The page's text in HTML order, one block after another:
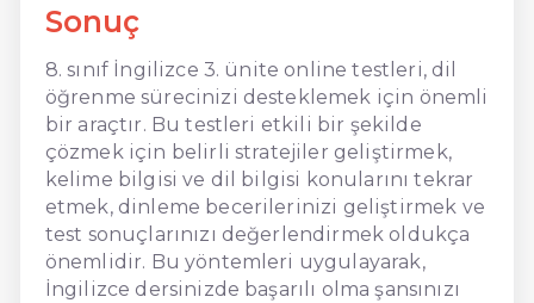
Sonuç
8. sınıf İngilizce 3. ünite online testleri, dil
öğrenme sürecinizi desteklemek için önemli
bir araçtır. Bu testleri etkili bir şekilde
çözmek için belirli stratejiler geliştirmek,
kelime bilgisi ve dil bilgisi konularını tekrar
etmek, dinleme becerilerinizi geliştirmek ve
test sonuçlarınızı değerlendirmek oldukça
önemlidir. Bu yöntemleri uygulayarak,
İngilizce dersinizde başarılı olma şansınızı